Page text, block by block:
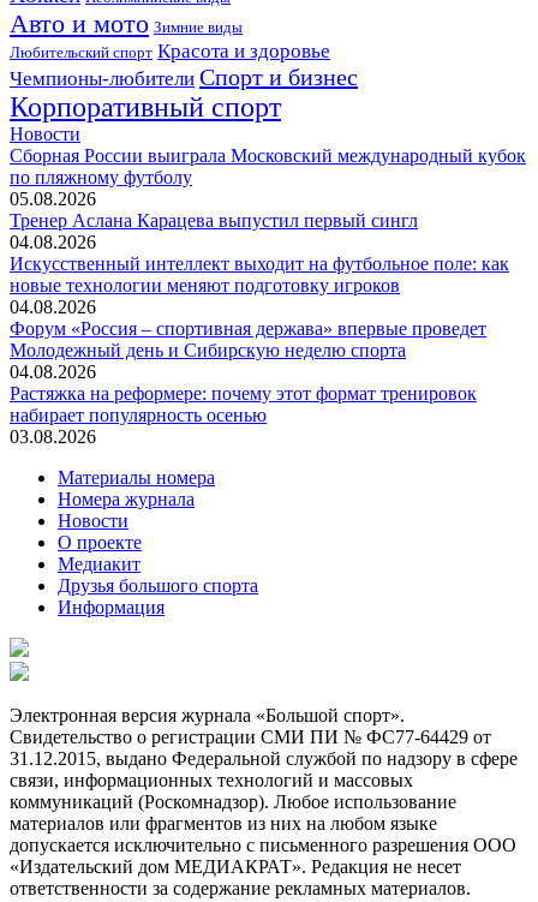
Авто и мото Зимние виды
Любительский спорт Красота и здоровье
Чемпионы-любители Спорт и бизнес
Корпоративный спорт
Новости
Сборная России выиграла Московский международный кубок
по пляжному футболу
05.08.2026
Тренер Аслана Карацева выпустил первый сингл
04.08.2026
Искусственный интеллект выходит на футбольное поле: как
новые технологии меняют подготовку игроков
04.08.2026
Форум «Россия – спортивная держава» впервые проведет
Молодежный день и Сибирскую неделю спорта
04.08.2026
Растяжка на реформере: почему этот формат тренировок
набирает популярность осенью
03.08.2026
Материалы номера
Номера журнала
Новости
О проекте
Медиакит
Друзья большого спорта
Информация
Электронная версия журнала «Большой спорт».
Свидетельство о регистрации СМИ ПИ № ФС77-64429 от
31.12.2015, выдано Федеральной службой по надзору в сфере
связи, информационных технологий и массовых
коммуникаций (Роскомнадзор). Любое использование
материалов или фрагментов из них на любом языке
допускается исключительно с письменного разрешения ООО
«Издательский дом МЕДИАКРАТ». Редакция не несет
ответственности за содержание рекламных материалов.